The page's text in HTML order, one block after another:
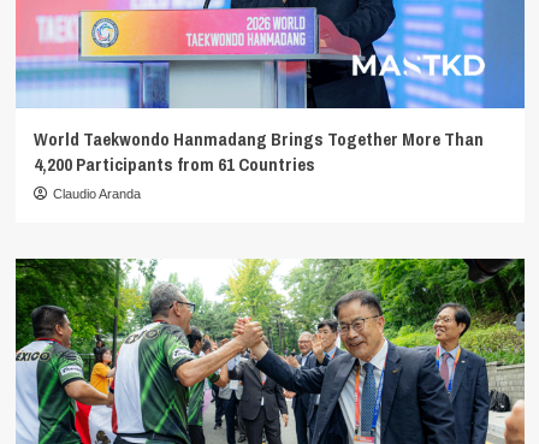
World Taekwondo Hanmadang Brings Together More Than
4,200 Participants from 61 Countries
Claudio Aranda